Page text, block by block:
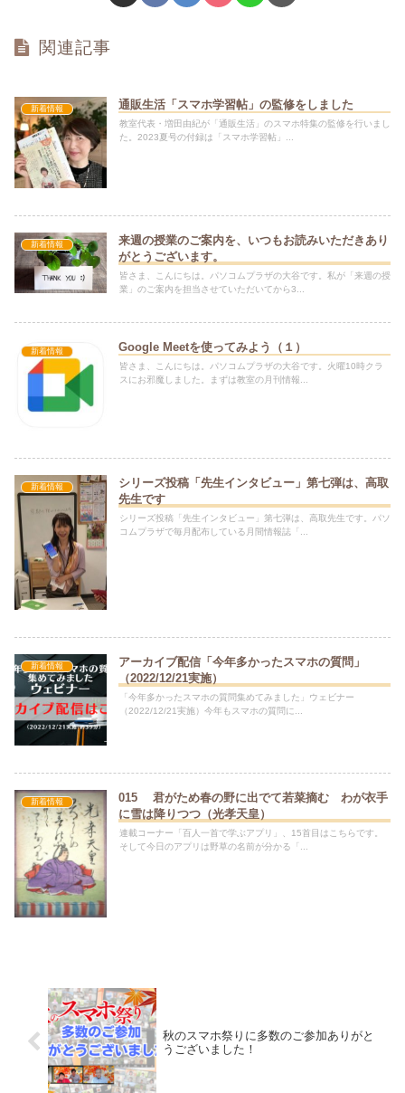
関連記事
新着情報 通販生活「スマホ学習帖」の監修をしました
教室代表・増田由紀が「通販生活」のスマホ特集の監修を行いまし
た。2023夏号の付録は「スマホ学習帖」...
新着情報
来週の授業のご案内を、いつもお読みいただきあり
がとうございます。
皆さま、こんにちは。パソコムプラザの大谷です。私が「来週の授
業」のご案内を担当させていただいてから3...
新着情報 Google Meetを使ってみよう（１）
皆さま、こんにちは。パソコムプラザの大谷です。火曜10時クラ
スにお邪魔しました。まずは教室の月刊情報...
新着情報
シリーズ投稿「先生インタビュー」第七弾は、高取
先生です
シリーズ投稿「先生インタビュー」第七弾は、高取先生です。パソ
コムプラザで毎月配布している月間情報誌「...
新着情報
アーカイブ配信「今年多かったスマホの質問」
（2022/12/21実施）
「今年多かったスマホの質問集めてみました」ウェビナー
（2022/12/21実施）今年もスマホの質問に...
新着情報
015 君がため春の野に出でて若菜摘む わが衣手
に雪は降りつつ（光孝天皇）
連載コーナー「百人一首で学ぶアプリ」、15首目はこちらです。
そして今日のアプリは野草の名前が分かる「...
秋のスマホ祭りに多数のご参加ありがと
うございました！